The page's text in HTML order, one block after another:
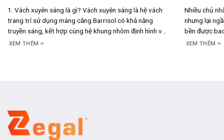
1. Vách xuyên sáng là gì? Vách xuyên sáng là hệ vách
trang trí sử dụng màng căng Barrisol có khả năng
truyền sáng, kết hợp cùng hệ khung nhôm định hình và
đèn LED đặt phía sau để tạo nên bề mặt phát sáng
XEM THÊM
Nhiều chủ
nhưng lại
bền được
thực tế, câu
XEM THÊM